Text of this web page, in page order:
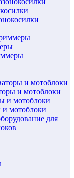
и мотоблоки
и мотоблоки
и мотоблоки
и мотоблоки
для